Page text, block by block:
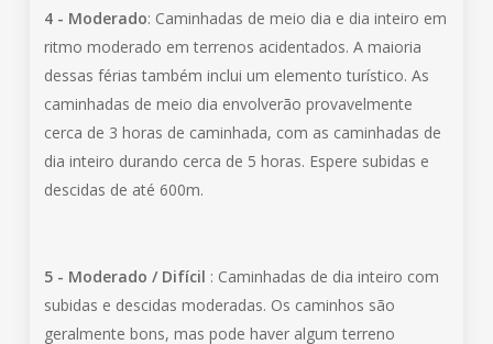
4 - Moderado: Caminhadas de meio dia e dia inteiro em
ritmo moderado em terrenos acidentados. A maioria
dessas férias também inclui um elemento turístico. As
caminhadas de meio dia envolverão provavelmente
cerca de 3 horas de caminhada, com as caminhadas de
dia inteiro durando cerca de 5 horas. Espere subidas e
descidas de até 600m.
5 - Moderado / Difícil : Caminhadas de dia inteiro com
subidas e descidas moderadas. Os caminhos são
geralmente bons, mas pode haver algum terreno